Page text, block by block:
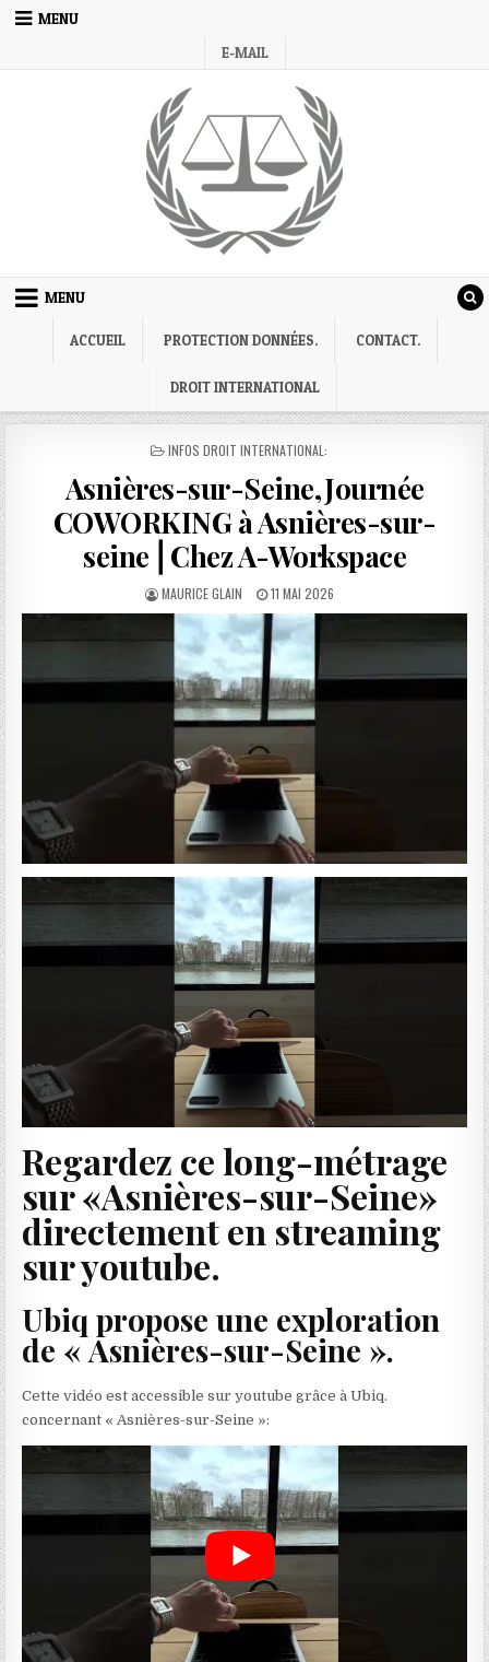
Skip
MENU
E-MAIL
MENU
ACCUEIL PROTECTION DONNÉES. CONTACT.
DROIT INTERNATIONAL
POSTED
INFOS DROIT INTERNATIONAL:
Asnières-sur-Seine,Journée
COWORKING à Asnières-sur-
seine⎪Chez A-Workspace
AUTHOR:
MAURICE GLAIN
PUBLISHED
DATE:
11 MAI 2026
Regardez ce long-métrage
sur «Asnières-sur-Seine»
directement en streaming
sur youtube.
Ubiq propose une exploration
de « Asnières-sur-Seine ».
Cette vidéo est accessible sur youtube grâce à Ubiq.
concernant « Asnières-sur-Seine »: